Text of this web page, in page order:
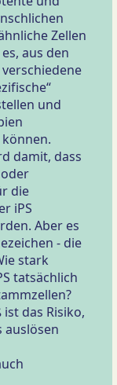
Zellen
aus den
und
damit, dass
die
iPS
Aber es
- die
stark
tatsächlich
das Risiko,
auslösen